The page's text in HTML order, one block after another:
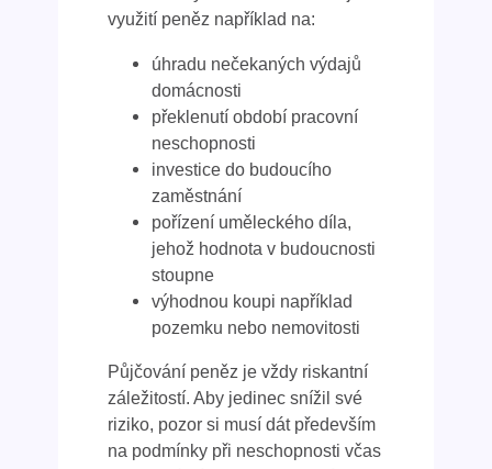
využití peněz například na:
úhradu nečekaných výdajů
domácnosti
překlenutí období pracovní
neschopnosti
investice do budoucího
zaměstnání
pořízení uměleckého díla,
jehož hodnota v budoucnosti
stoupne
výhodnou koupi například
pozemku nebo nemovitosti
Půjčování peněz je vždy riskantní
záležitostí. Aby jedinec snížil své
riziko, pozor si musí dát především
na podmínky při neschopnosti včas